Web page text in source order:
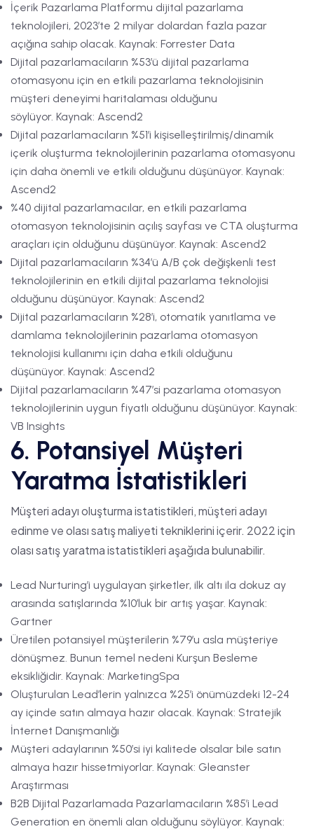
İçerik Pazarlama Platformu dijital pazarlama
teknolojileri, 2023’te 2 milyar dolardan fazla pazar
açığına sahip olacak. Kaynak: Forrester Data
Dijital pazarlamacıların %53’ü dijital pazarlama
otomasyonu için en etkili pazarlama teknolojisinin
müşteri deneyimi haritalaması olduğunu
söylüyor. Kaynak: Ascend2
Dijital pazarlamacıların %51’i kişiselleştirilmiş/dinamik
içerik oluşturma teknolojilerinin pazarlama otomasyonu
için daha önemli ve etkili olduğunu düşünüyor. Kaynak:
Ascend2
%40 dijital pazarlamacılar, en etkili pazarlama
otomasyon teknolojisinin açılış sayfası ve CTA oluşturma
araçları için olduğunu düşünüyor. Kaynak: Ascend2
Dijital pazarlamacıların %34’ü A/B çok değişkenli test
teknolojilerinin en etkili dijital pazarlama teknolojisi
olduğunu düşünüyor. Kaynak: Ascend2
Dijital pazarlamacıların %28’i, otomatik yanıtlama ve
damlama teknolojilerinin pazarlama otomasyon
teknolojisi kullanımı için daha etkili olduğunu
düşünüyor. Kaynak: Ascend2
Dijital pazarlamacıların %47’si pazarlama otomasyon
teknolojilerinin uygun fiyatlı olduğunu düşünüyor. Kaynak:
VB Insights
6. Potansiyel Müşteri
Yaratma İstatistikleri
Müşteri adayı oluşturma istatistikleri, müşteri adayı
edinme ve olası satış maliyeti tekniklerini içerir. 2022 için
olası satış yaratma istatistikleri aşağıda bulunabilir.
Lead Nurturing’i uygulayan şirketler, ilk altı ila dokuz ay
arasında satışlarında %10’luk bir artış yaşar. Kaynak:
Gartner
Üretilen potansiyel müşterilerin %79’u asla müşteriye
dönüşmez. Bunun temel nedeni Kurşun Besleme
eksikliğidir. Kaynak: MarketingSpa
Oluşturulan Lead’lerin yalnızca %25’i önümüzdeki 12-24
ay içinde satın almaya hazır olacak. Kaynak: Stratejik
İnternet Danışmanlığı
Müşteri adaylarının %50’si iyi kalitede olsalar bile satın
almaya hazır hissetmiyorlar. Kaynak: Gleanster
Araştırması
B2B Dijital Pazarlamada Pazarlamacıların %85’i Lead
Generation en önemli alan olduğunu söylüyor. Kaynak: